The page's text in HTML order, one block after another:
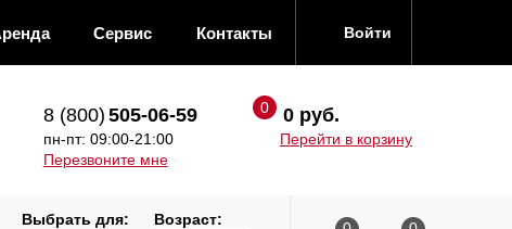
Сервис Контакты Войти
8 (800) 505-06-59
пн-пт: 09:00-21:00
Перезвоните мне
0 руб.
Перейти в корзину
Выбрать для: Возраст: